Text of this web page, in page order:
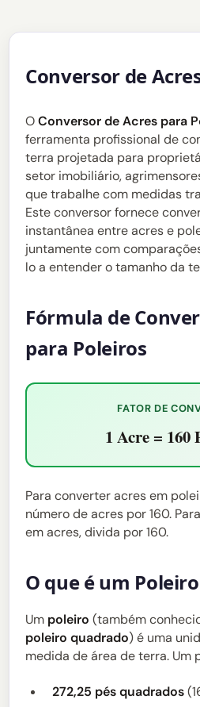
Conversor de
OConversor de Acres para
ferramenta profissional de
terra projetada para
setor imobiliário,
que trabalhe com medidas
Este conversor fornece
instantânea entre acres e
juntamente com
lo a entender o tamanho da
Fórmula de
para Poleiros
FATOR DE
1 Acre = 160
Para converter acres em
número de acres por 160.
em acres, divida por 160.
O que é um
Um poleiro (também
poleiro quadrado) é uma
medida de área de terra. Um
272,25 pés quadrados